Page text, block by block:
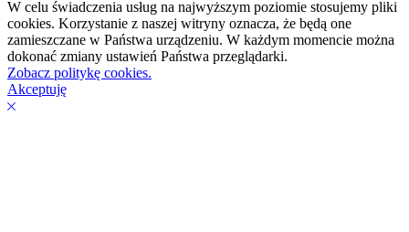
W celu świadczenia usług na najwyższym poziomie stosujemy pliki
cookies. Korzystanie z naszej witryny oznacza, że będą one
zamieszczane w Państwa urządzeniu. W każdym momencie można
dokonać zmiany ustawień Państwa przeglądarki.
Zobacz politykę cookies.
Akceptuję